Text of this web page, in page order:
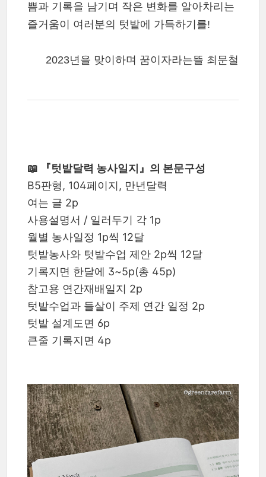
쁨과 기록을 남기며 작은 변화를 알아차리는
즐거움이 여러분의 텃밭에 가득하기를!
2023년을 맞이하며 꿈이자라는뜰 최문철
📖 『텃밭달력 농사일지』의 본문구성
B5판형, 104페이지, 만년달력
여는 글 2p
사용설명서 / 일러두기 각 1p
월별 농사일정 1p씩 12달
텃밭농사와 텃밭수업 제안 2p씩 12달
기록지면 한달에 3~5p(총 45p)
참고용 연간재배일지 2p
텃밭수업과 들살이 주제 연간 일정 2p
텃밭 설계도면 6p
큰줄 기록지면 4p